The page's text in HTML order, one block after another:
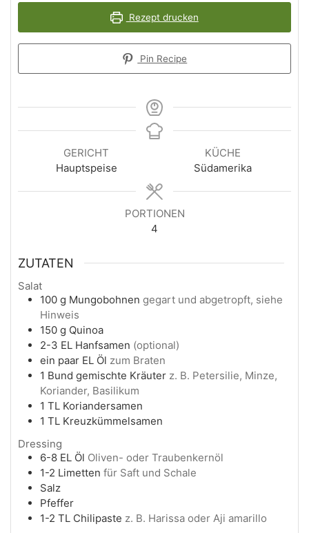
Rezept drucken
Pin Recipe
GERICHT
Hauptspeise
KÜCHE
Südamerika
PORTIONEN
4
ZUTATEN
Salat
100 g Mungobohnen gegart und abgetropft, siehe
Hinweis
150 g Quinoa
2-3 EL Hanfsamen (optional)
ein paar EL Öl zum Braten
1 Bund gemischte Kräuter z. B. Petersilie, Minze,
Koriander, Basilikum
1 TL Koriandersamen
1 TL Kreuzkümmelsamen
Dressing
6-8 EL Öl Oliven- oder Traubenkernöl
1-2 Limetten für Saft und Schale
Salz
Pfeffer
1-2 TL Chilipaste z. B. Harissa oder Aji amarillo